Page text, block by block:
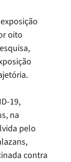
oito
19,
na
pelo
contra